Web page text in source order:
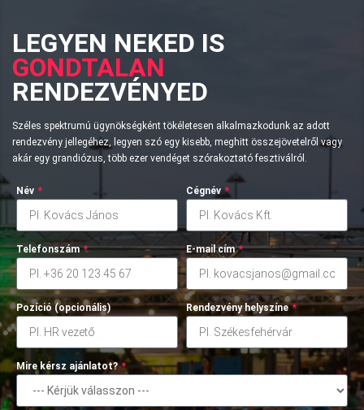
LEGYEN NEKED IS
GONDTALAN
RENDEZVÉNYED
Széles spektrumú ügynökségként tökéletesen alkalmazkodunk az adott
rendezvény jellegéhez, legyen szó egy kisebb, meghitt összejövetelről vagy
akár egy grandiózus, több ezer vendéget szórakoztató fesztiválról.
Név * Cégnév *
Telefonszám * E-mail cím *
Pozíció (opcionális) Rendezvény helyszíne *
Mire kérsz ajánlatot? *